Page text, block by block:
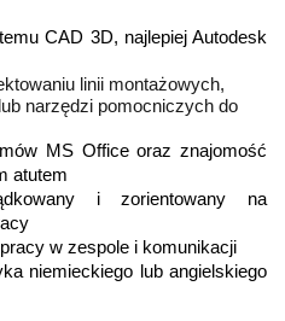
CAD 3D, najlepiej Autodesk
linii montażowych,
narzędzi pomocniczych do
MS Office oraz znajomość
atutem
i zorientowany na
w zespole i komunikacji
niemieckiego lub angielskiego